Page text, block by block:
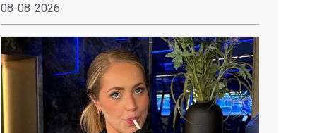
08-08-2026